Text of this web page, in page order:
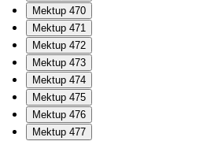
Mektup 470
Mektup 471
Mektup 472
Mektup 473
Mektup 474
Mektup 475
Mektup 476
Mektup 477